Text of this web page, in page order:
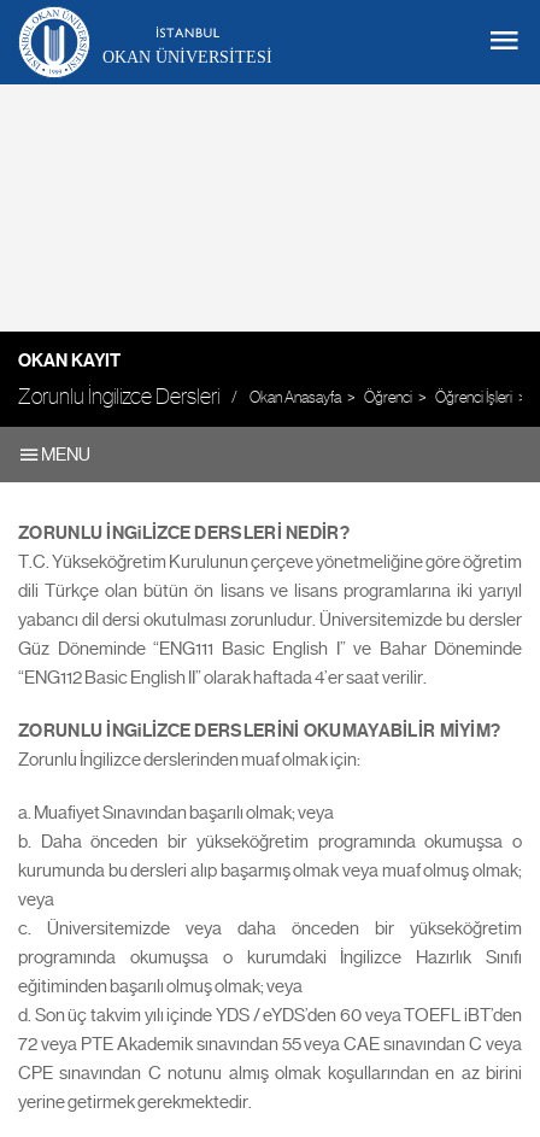
OKAN ÜNIVERSITESI
OKAN KAYIT
Zorunlu İngilizce Dersleri Okan Anasayfa Öğrenci Öğrenci İşleri
MENU
ZORUNLU İNGiLİZCE DERSLERİ NEDİR?
T.C. Yükseköğretim Kurulunun çerçeve yönetmeliğine göre öğretim
dili Türkçe olan bütün ön lisans ve lisans programlarına iki yarıyıl
yabancı dil dersi okutulması zorunludur. Üniversitemizde bu dersler
Güz Döneminde “ENG111 Basic English I” ve Bahar Döneminde
“ENG112 Basic English II” olarak haftada 4’er saat verilir.
ZORUNLU İNGiLİZCE DERSLERİNİ OKUMAYABİLİR MİYİM?
Zorunlu İngilizce derslerinden muaf olmak için:
a. Muafiyet Sınavından başarılı olmak; veya
b. Daha önceden bir yükseköğretim programında okumuşsa o
kurumunda bu dersleri alıp başarmış olmak veya muaf olmuş olmak;
veya
c. Üniversitemizde veya daha önceden bir yükseköğretim
programında okumuşsa o kurumdaki İngilizce Hazırlık Sınıfı
eğitiminden başarılı olmuş olmak; veya
d. Son üç takvim yılı içinde YDS / eYDS’den 60 veya TOEFL iBT’den
72 veya PTE Akademik sınavından 55 veya CAE sınavından C veya
CPE sınavından C notunu almış olmak koşullarından en az birini
yerine getirmek gerekmektedir.